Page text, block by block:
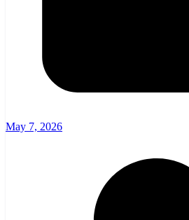
May 7, 2026